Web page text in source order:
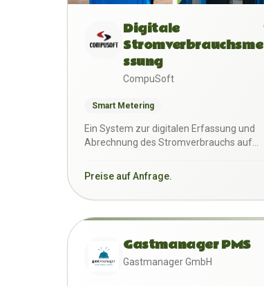
Digitale
Stromverbrauchsme
ssung
CompuSoft
Smart Metering
Ein System zur digitalen Erfassung und
Abrechnung des Stromverbrauchs auf
Preise auf Anfrage.
Gastmanager PMS
Gastmanager GmbH